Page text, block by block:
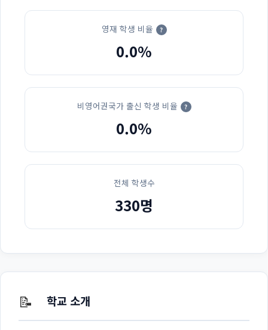
영재 학생 비율 ?
0.0%
비영어권국가 출신 학생 비율 ?
0.0%
전체 학생수
330명
📝 학교 소개